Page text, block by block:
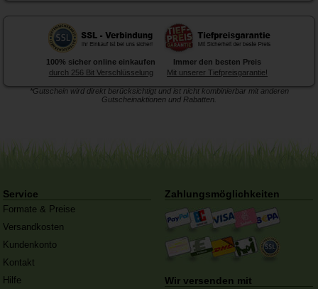
100% sicher online einkaufen
durch 256 Bit Verschlüsselung
Immer den besten Preis
Mit unserer Tiefpreisgarantie!
*Gutschein wird direkt berücksichtigt und ist nicht kombinierbar mit anderen
Gutscheinaktionen und Rabatten.
Service
Formate & Preise
Versandkosten
Kundenkonto
Kontakt
Hilfe
Zahlungsmöglichkeiten
Wir versenden mit